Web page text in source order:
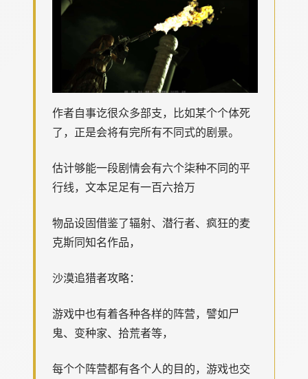
作者自事讫很众多部支，比如某个个体死
了，正是会将有完所有不同式的剧景。
估计够能一段剧情会有六个柒种不同的平
行线，文本足足有一百六拾万
物品设固借鉴了辐射、潜行者、疯狂的麦
克斯同知名作品，
沙漠追猎者攻略：
游戏中也有着各种各样的阵营，譬如尸
鬼、变种家、拾荒者等，
每个个阵营都有各个人的目的，游戏也交